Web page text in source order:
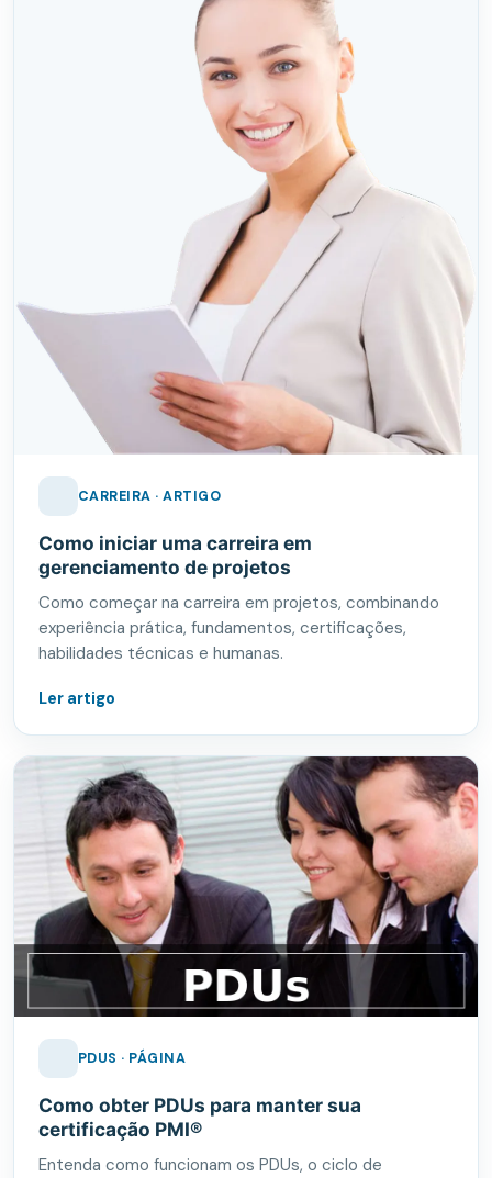
CARREIRA · ARTIGO
Como iniciar uma carreira em
gerenciamento de projetos
Como começar na carreira em projetos, combinando
experiência prática, fundamentos, certificações,
habilidades técnicas e humanas.
Ler artigo
PDUS · PÁGINA
Como obter PDUs para manter sua
certificação PMI®
Entenda como funcionam os PDUs, o ciclo de